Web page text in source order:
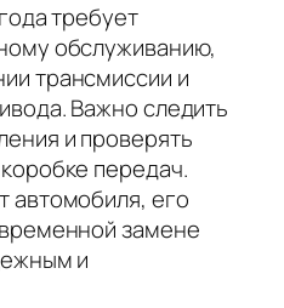
требует
обслуживанию,
трансмиссии и
Важно следить
и проверять
передач.
автомобиля, его
замене
и